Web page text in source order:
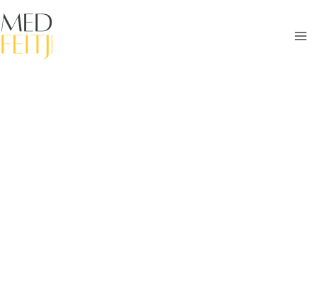
naar
de